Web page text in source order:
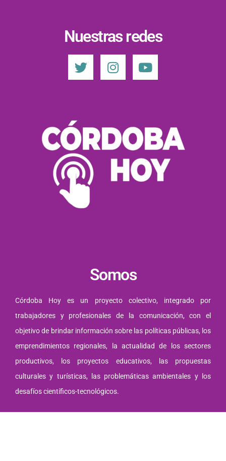
Nuestras redes
Somos
Córdoba Hoy es un proyecto colectivo, integrado por
trabajadores y profesionales de la comunicación, con el
objetivo de brindar información sobre las políticas públicas, los
emprendimientos regionales, la actualidad de los sectores
productivos, los proyectos educativos, las propuestas
culturales y turísticas, las problemáticas ambientales y los
desafíos científicos-tecnológicos.